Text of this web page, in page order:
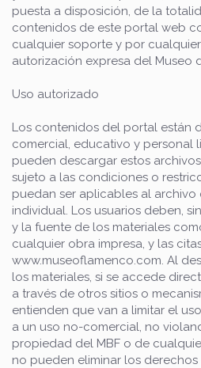
puesta a disposición, de la
contenidos de este portal web
cualquier soporte y por
autorización expresa del Museo
Uso autorizado
Los contenidos del portal están
comercial, educativo y personal
pueden descargar estos
sujeto a las condiciones o
puedan ser aplicables al archivo
individual. Los usuarios deben,
y la fuente de los materiales
cualquier obra impresa, y las
www.museoflamenco.com. Al
los materiales, si se accede
a través de otros sitios o
entienden que van a limitar el
a un uso no-comercial, no
propiedad del MBF o de
no pueden eliminar los